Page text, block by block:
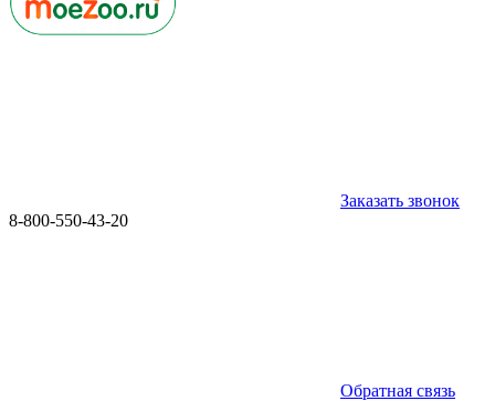
Заказать звонок
8-800-550-43-20
Обратная связь